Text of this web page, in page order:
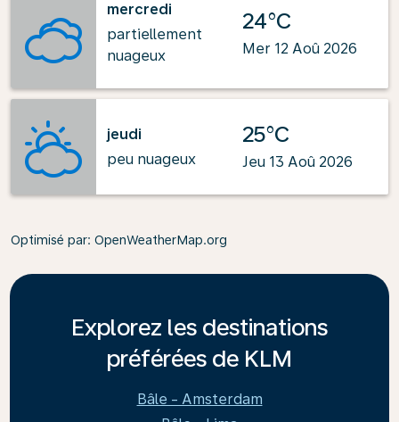
mercredi
partiellement
nuageux
24°C
Mer 12 Aoû 2026
jeudi
peu nuageux
25°C
Jeu 13 Aoû 2026
Optimisé par: OpenWeatherMap.org
Explorez les destinations
préférées de KLM
Bâle - Amsterdam